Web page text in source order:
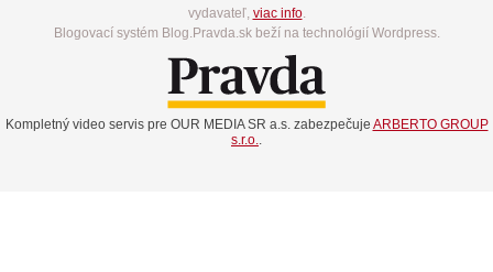
vydavateľ, viac info.
Blogovací systém Blog.Pravda.sk beží na technológií Wordpress.
Kompletný video servis pre OUR MEDIA SR a.s. zabezpečuje ARBERTO GROUP
s.r.o..